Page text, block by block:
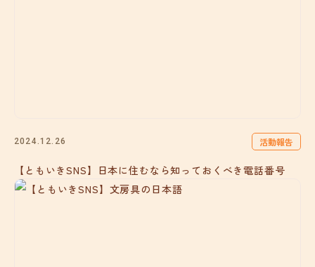
2024.12.26 活動報告
【ともいきSNS】日本に住むなら知っておくべき電話番号